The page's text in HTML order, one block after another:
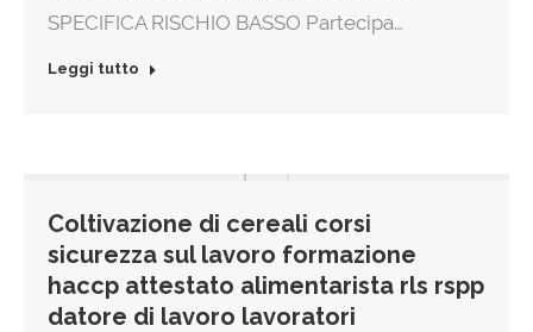
SPECIFICA RISCHIO BASSO Partecipa…
Leggi tutto
Coltivazione di cereali corsi
sicurezza sul lavoro formazione
haccp attestato alimentarista rls rspp
datore di lavoro lavoratori